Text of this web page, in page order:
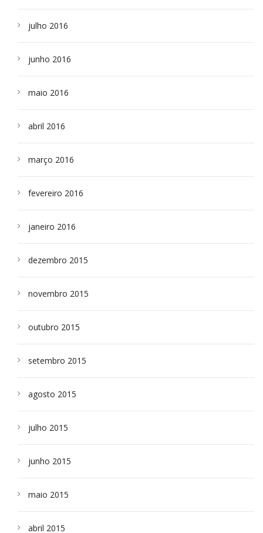
julho 2016
junho 2016
maio 2016
abril 2016
março 2016
fevereiro 2016
janeiro 2016
dezembro 2015
novembro 2015
outubro 2015
setembro 2015
agosto 2015
julho 2015
junho 2015
maio 2015
abril 2015